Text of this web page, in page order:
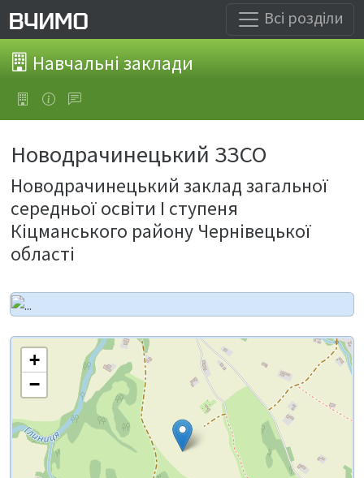
Всі розділи
Навчальні заклади
Новодрачинецький ЗЗСО
Новодрачинецький заклад загальної
середньої освіти І ступеня
Кіцманського району Чернівецької
області
+
−